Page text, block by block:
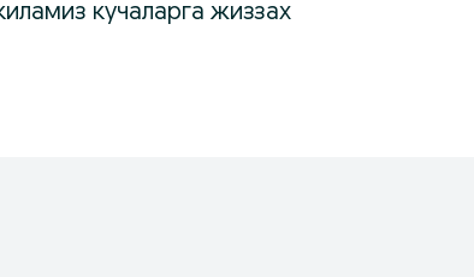
кучаларга жиззах